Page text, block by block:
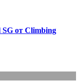
от Climbing